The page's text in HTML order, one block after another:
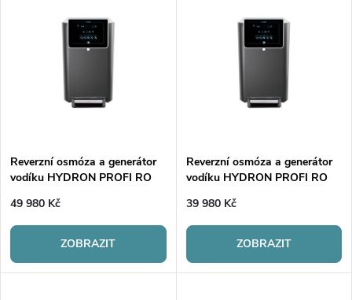
p
r
o
Nejprodávanější
Abecedně
s
p
r
o
Reverzní osmóza a generátor
vodíku HYDRON PROFI RO
49 980 Kč
ZOBRAZIT
Reverzní osmóza a generátor
vodíku HYDRON PROFI RO
39 980 Kč
ZOBRAZIT